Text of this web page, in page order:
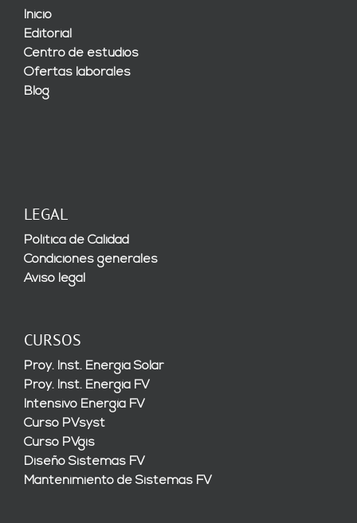
Inicio
Editorial
Centro de estudios
Ofertas laborales
Blog
LEGAL
Política de Calidad
Condiciones generales
Aviso legal
CURSOS
Proy. Inst. Energía Solar
Proy. Inst. Energía FV
Intensivo Energía FV
Curso PVsyst
Curso PVgis
Diseño Sistemas FV
Mantenimiento de Sistemas FV